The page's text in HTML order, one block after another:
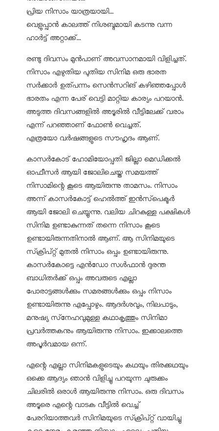
പ്രിയ നിസാം യാത്രയായി...
വെളുപ്പാന്‍ കാലത്ത് നിശബ്ദമായി കടന്നു വന്ന
ഹാര്‍ട്ട് അറ്റാക്ക്...
രണ്ടു ദിവസം മുന്‍പാണ് അവസാനമായി വിളിച്ചത്.
നിസാം എഴുതിയ പുതിയ സിനിമ ഒരു ഭാരത
സര്‍ക്കാര്‍ ഉത്പന്നം സെന്‍സറിങ് കഴിഞ്ഞപ്പോള്‍
ഭാരതം എന്ന പേര് വെട്ടി മാറ്റിയ കാര്യം പറയാന്‍.
അടുത്ത ദിവസങ്ങളില്‍ അടൂരില്‍ വീട്ടിലേക്ക് വരാം
എന്ന് പറഞ്ഞാണ് ഫോണ്‍ വെച്ചത്.
എത്രയോ വര്‍ഷങ്ങളുടെ സൗഹൃദം ആണ്.
കാസര്‍കോട് ഹോമിയോപ്പതി ജില്ലാ മെഡിക്കല്‍
ഓഫീസര്‍ ആയി ജോലിചെയ്ത സമയത്ത്
നിസാമിന്റെ കൂടെ ആയിരുന്നു താമസം. നിസാം
അന്ന് കാസര്‍കോട്ട് ഹെല്‍ത്ത് ഇന്‍സ്‌പെക്ടര്‍
ആയി ജോലി ചെയ്യുന്നു. വലിയ ചിറകുള്ള പക്ഷികള്‍
സിനിമ ഉണ്ടാകുന്നത് തന്നെ നിസാം കൂടെ
ഉണ്ടായിരുന്നതിനാല്‍ ആണ്. ആ സിനിമയുടെ
സ്‌ക്രിപ്റ്റ് മുതല്‍ നിസാം ഒപ്പം ഉണ്ടായിരുന്നു.
കാസര്‍കോട്ടെ എന്‍ഡോ സള്‍ഫാന്‍ ദുരന്ത
ബാധിതര്‍ക്ക് ഒപ്പം അവരുടെ എല്ലാ
പോരാട്ടങ്ങള്‍ക്കും സമരങ്ങള്‍ക്കും ഒപ്പം നിസാം
ഉണ്ടായിരുന്നു എപ്പോഴും. ആദര്‍ശവും, നിലപാടും,
മനുഷ്യ സ്‌നേഹവുമുള്ള കഥാകൃത്തും സിനിമാ
പ്രവര്‍ത്തകനും ആയിരുന്നു നിസാം. ഇക്കാലത്തെ
അപൂര്‍വമായ ഒന്ന്.
എന്റെ എല്ലാ സിനിമകളുടെയും കഥയും തിരക്കഥയും
ഒക്കെ ആദ്യം ഞാന്‍ വിളിച്ചു പറയുന്ന ചുരുക്കം
ചിലരില്‍ ഒരാള്‍ ആയിരുന്നു നിസാം. ഒരു ദിവസം
അടൂരെ എന്റെ വാടക വീട്ടില്‍ വെച്ച്
പേരറിയാത്തവര്‍ സിനിമയുടെ സ്‌ക്രിപ്റ്റ് വായിച്ചു